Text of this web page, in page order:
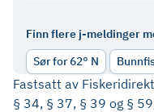
Finn flere j-meldinger
Sør for 62° N
Fastsatt av
§ 34, § 37, § 39 og §